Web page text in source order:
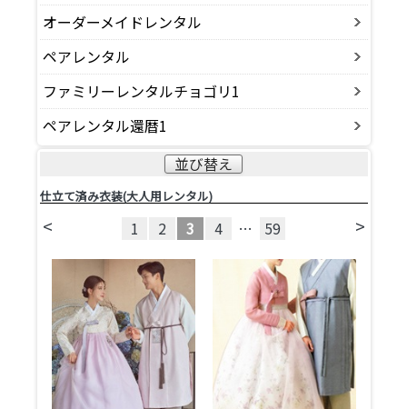
オーダーメイドレンタル
ペアレンタル
ファミリーレンタルチョゴリ1
ペアレンタル還暦1
並び替え
仕立て済み衣装(大人用レンタル)
< >
1 2 3 4 … 59